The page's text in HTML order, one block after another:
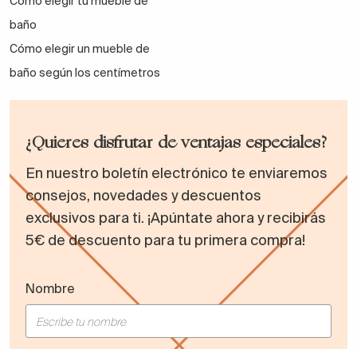
baño
Cómo elegir un mueble de
baño según los centímetros
¿Quieres disfrutar de ventajas especiales?
En nuestro boletín electrónico te enviaremos
consejos, novedades y descuentos
exclusivos para ti. ¡Apúntate ahora y recibirás
5€ de descuento para tu primera compra!
Nombre